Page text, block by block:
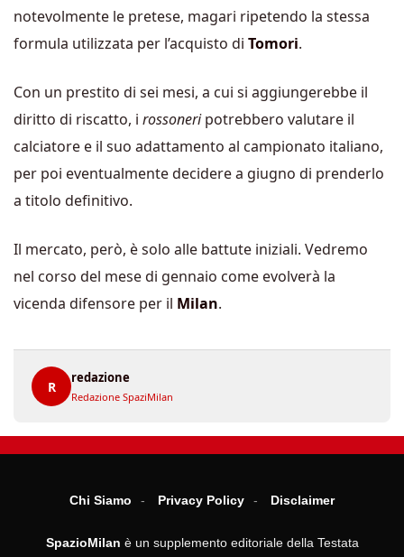
notevolmente le pretese, magari ripetendo la stessa
formula utilizzata per l’acquisto di Tomori.
Con un prestito di sei mesi, a cui si aggiungerebbe il
diritto di riscatto, i rossoneripotrebbero valutare il
calciatore e il suo adattamento al campionato italiano,
per poi eventualmente decidere a giugno di prenderlo
a titolo definitivo.
Il mercato, però, è solo alle battute iniziali. Vedremo
nel corso del mese di gennaio come evolverà la
vicenda difensore per il Milan.
R
redazione
Redazione SpaziMilan
Chi Siamo Privacy Policy Disclaimer
SpazioMilan è un supplemento editoriale della Testata